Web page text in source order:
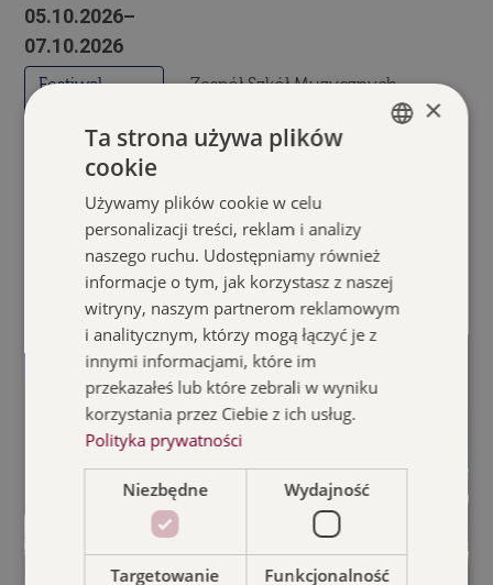
05.10.2026–
07.10.2026
Festiwal
Zespół Szkół Muzycznych
2. Młodzieżowy Konkurs
Muzyczny im. Michała Spisaka
„Młodzi i zdolni”
Szczegóły
×
Ta strona używa plików
cookie
Używamy plików cookie w celu
personalizacji treści, reklam i analizy
naszego ruchu. Udostępniamy również
informacje o tym, jak korzystasz z naszej
witryny, naszym partnerom reklamowym
i analitycznym, którzy mogą łączyć je z
innymi informacjami, które im
przekazałeś lub które zebrali w wyniku
korzystania przez Ciebie z ich usług.
Polityka prywatności
Niezbędne Wydajność
Targetowanie Funkcjonalność